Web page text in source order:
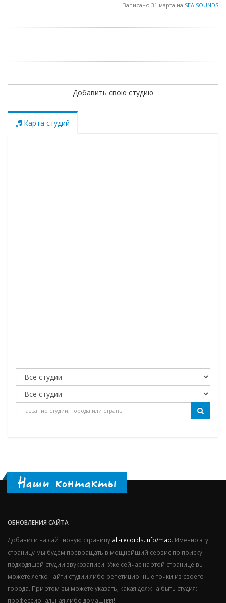
Записано 31 марта на SEA SOUNDS
Добавить свою студию
Карта студий
Наши контакты
ОБНОВЛЕНИЯ САЙТА
Добавили на сайт новую страницу all-records.info/map. Именно эту
страницу мы будем превращать в мощнейший сервис по поиску
подходящей студии звукозаписи. Уже сейчас на этой странице вы
можете легко найти студии либо репетиционные точки из своего
города. При этом вы можете указать, какая должна быть студия:
профессиональная либо домашняя!